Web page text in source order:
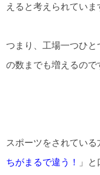
えると考えられていま
つまり、工場一つひ
の数までも増えるので
スポーツをされている
ちがまるで違う！
」